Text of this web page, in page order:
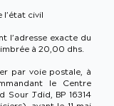
civil
l’adresse exacte du
à 20,00 dhs.
par voie postale, à
le Centre
Sour Jdid, BP 16314